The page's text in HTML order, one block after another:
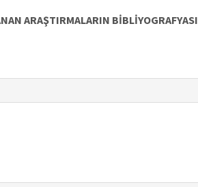
ARAŞTIRMALARIN BİBLİYOGRAFYASI